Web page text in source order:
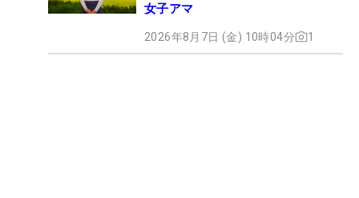
女子アマ
2026年8月7日 (金) 10時04分 1